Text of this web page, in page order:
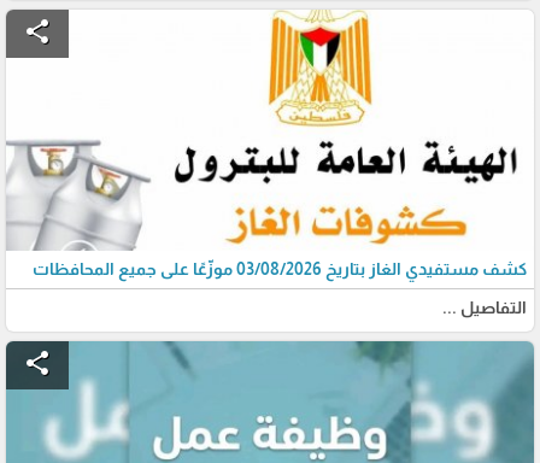
share
كشف مستفيدي الغاز بتاريخ 03/08/2026 موزّعًا على جميع المحافظات
التفاصيل ...
share